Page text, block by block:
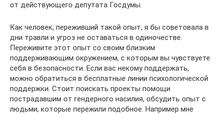
от действующего депутата Госдумы.
Как человек, переживший такой опыт, я бы советовала в
дни травли и угроз не оставаться в одиночестве.
Переживите этот опыт со своим близким
поддерживающим окружением, с которым вы чувствуете
себя в безопасности. Если вас некому поддержать,
можно обратиться в бесплатные линии психологической
поддержки. Стоит поискать проекты помощи
пострадавшим от гендерного насилия, обсудить опыт с
людьми, которые пережили подобное. Например мне